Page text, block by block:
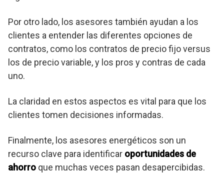
Por otro lado, los asesores también ayudan a los
clientes a entender las diferentes opciones de
contratos, como los contratos de precio fijo versus
los de precio variable, y los pros y contras de cada
uno.
La claridad en estos aspectos es vital para que los
clientes tomen decisiones informadas.
Finalmente, los asesores energéticos son un
recurso clave para identificar oportunidades de
ahorro que muchas veces pasan desapercibidas.